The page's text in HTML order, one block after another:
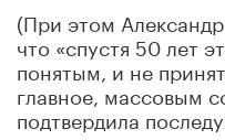
(При этом
что «спустя 50 лет
понятым, и не
главное, массовым
подтвердила